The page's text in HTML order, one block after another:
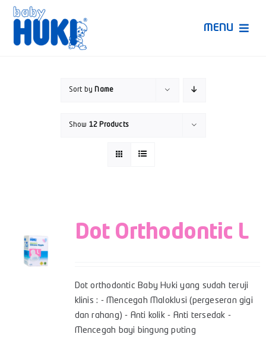
Skip
content
MENU
Sort by Name
Show 12 Products
Dot Orthodontic L
Dot orthodontic Baby Huki yang sudah teruji
klinis : - Mencegah Maloklusi (pergeseran gigi
dan rahang) - Anti kolik - Anti tersedak -
Mencegah bayi bingung puting